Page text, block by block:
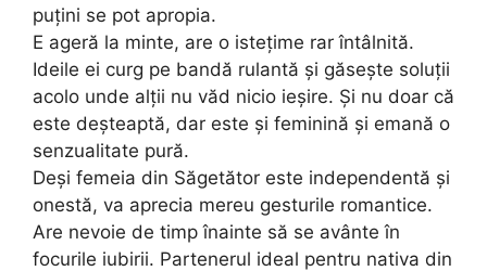
puțini se pot apropia.
E ageră la minte, are o istețime rar întâlnită.
Ideile ei curg pe bandă rulantă și găsește soluții
acolo unde alții nu văd nicio ieșire. Și nu doar că
este deșteaptă, dar este și feminină și emană o
senzualitate pură.
Deși femeia din Săgetător este independentă și
onestă, va aprecia mereu gesturile romantice.
Are nevoie de timp înainte să se avânte în
focurile iubirii. Partenerul ideal pentru nativa din